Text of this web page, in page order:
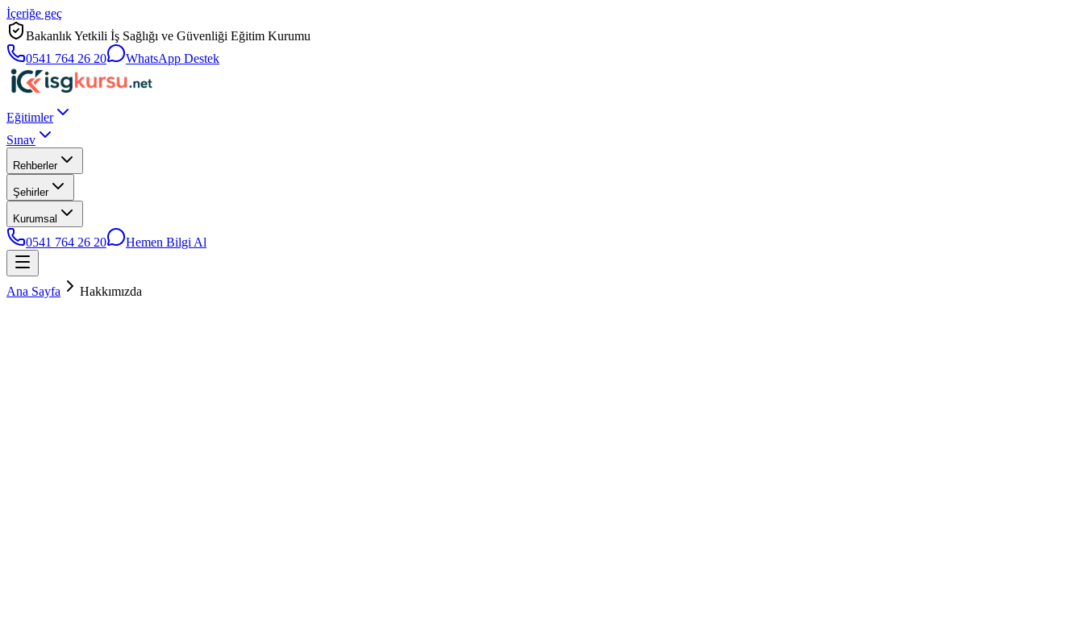
İçeriğe geç
Bakanlık Yetkili İş Sağlığı ve Güvenliği Eğitim Kurumu
0541 764 26 20
WhatsApp Destek
Eğitimler
Sınav
Rehberler
Şehirler
Kurumsal
0541 764 26 20 Hemen Bilgi Al
Ana Sayfa Hakkımızda